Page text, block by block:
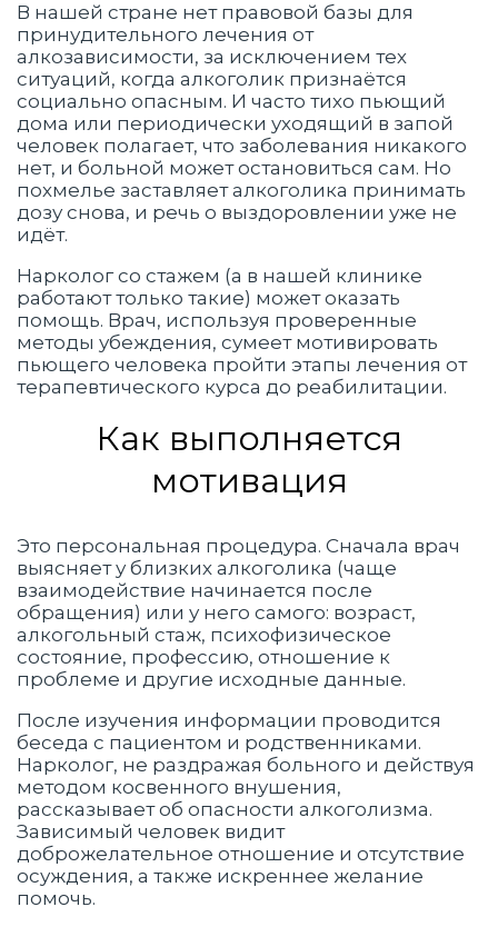
В нашей стране нет правовой базы для
принудительного лечения от
алкозависимости, за исключением тех
ситуаций, когда алкоголик признаётся
социально опасным. И часто тихо пьющий
дома или периодически уходящий в запой
человек полагает, что заболевания никакого
нет, и больной может остановиться сам. Но
похмелье заставляет алкоголика принимать
дозу снова, и речь о выздоровлении уже не
идёт.
Нарколог со стажем (а в нашей клинике
работают только такие) может оказать
помощь. Врач, используя проверенные
методы убеждения, сумеет мотивировать
пьющего человека пройти этапы лечения от
терапевтического курса до реабилитации.
Как выполняется
мотивация
Это персональная процедура. Сначала врач
выясняет у близких алкоголика (чаще
взаимодействие начинается после
обращения) или у него самого: возраст,
алкогольный стаж, психофизическое
состояние, профессию, отношение к
проблеме и другие исходные данные.
После изучения информации проводится
беседа с пациентом и родственниками.
Нарколог, не раздражая больного и действуя
методом косвенного внушения,
рассказывает об опасности алкоголизма.
Зависимый человек видит
доброжелательное отношение и отсутствие
осуждения, а также искреннее желание
помочь.